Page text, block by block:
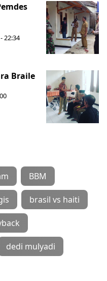
22:34
Braile
BBM
brasil vs haiti
dedi mulyadi